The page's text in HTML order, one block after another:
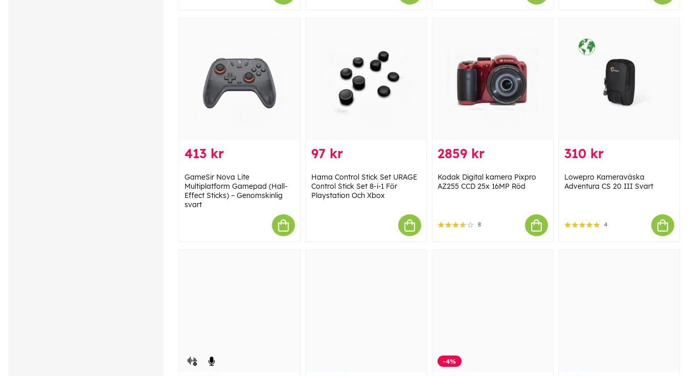
413 kr
GameSir Nova Lite
Multiplatform Gamepad (Hall-
Effect Sticks) – Genomskinlig
svart
97 kr
Hama Control Stick Set URAGE
Control Stick Set 8-i-1 För
Playstation Och Xbox
2859 kr
Kodak Digital kamera Pixpro
AZ255 CCD 25x 16MP Röd
8
310 kr
Lowepro Kameraväska
Adventura CS 20 III Svart
4
-4%